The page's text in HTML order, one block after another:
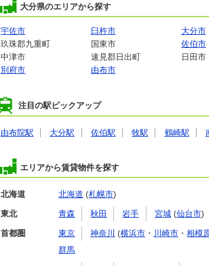
大分県のエリアから探す
宇佐市 臼杵市 大分市
玖珠郡九重町
国東市 佐伯市
中津市
速見郡日出町 日田市
別府市
由布市
注目の駅ピックアップ
由布院駅 大分駅 佐伯駅 牧駅 鶴崎駅
エリアから賃貸物件を探す
北海道 北海道 (札幌市)
東北 青森 秋田 岩手 宮城(仙台市)
首都圏 東京 神奈川 (横浜市 ・ 川崎市 ・相模
群馬